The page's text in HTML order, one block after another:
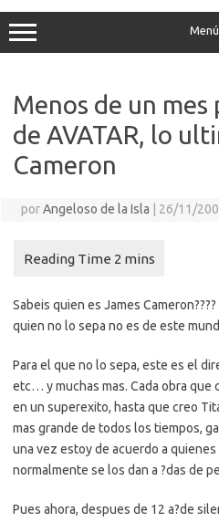
Menú
Menos de un
de AVATAR, lo
Cameron
porAngeloso de la Isla 26/11/
Sabeis quien es James
quien no lo sepa no es de este
Para el que no lo sepa, este es el
etc… y muchas mas. Cada obra que
en un superexito, hasta que creo
mas grande de todos los tiempos,
una vez estoy de acuerdo a
normalmente se los dan a ?das de
Pues ahora, despues de 12 a?de